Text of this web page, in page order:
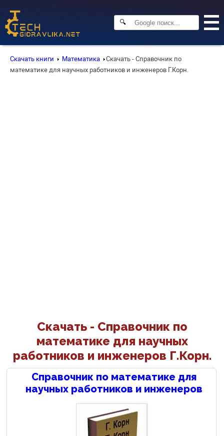
🔍
Скачать книги Математика
Скачать - Справочник по
математике для научных работников и инженеров Г.Корн.
Скачать - Справочник по
математике для научных
работников и инженеров Г.Корн.
Справочник по математике для
научных работников и инженеров